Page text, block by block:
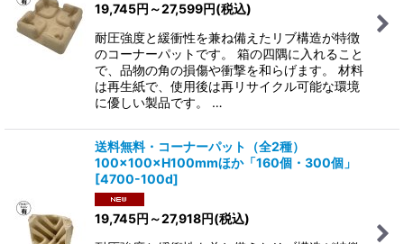
19,745円 ～27,599円(税込)
耐圧強度と緩衝性を兼ね備えたリブ構造が特徴
のコーナーパットです。 箱の四隅に入れること
で、品物の角の損傷や衝撃を和らげます。 材料
は再生紙で、使用後は再リサイクル可能な環境
に優しい製品です。 …
送料無料・コーナーパット（全2種）
100×100×H100mmほか「160個・300個」
[4700-100d]
19,745円 ～27,918円(税込)